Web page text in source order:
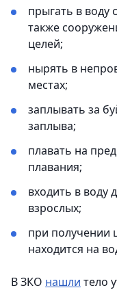
прыгать в воду
также
целей;
нырять в
местах;
заплывать за
заплыва;
плавать на
плавания;
входить в воду
взрослых;
при получении
находится на
В ЗКО нашли тело